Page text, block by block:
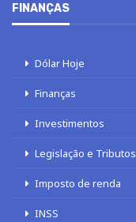
FINANÇAS
Dólar Hoje
Finanças
Investimentos
Legislação e Tributos
Imposto de renda
INSS